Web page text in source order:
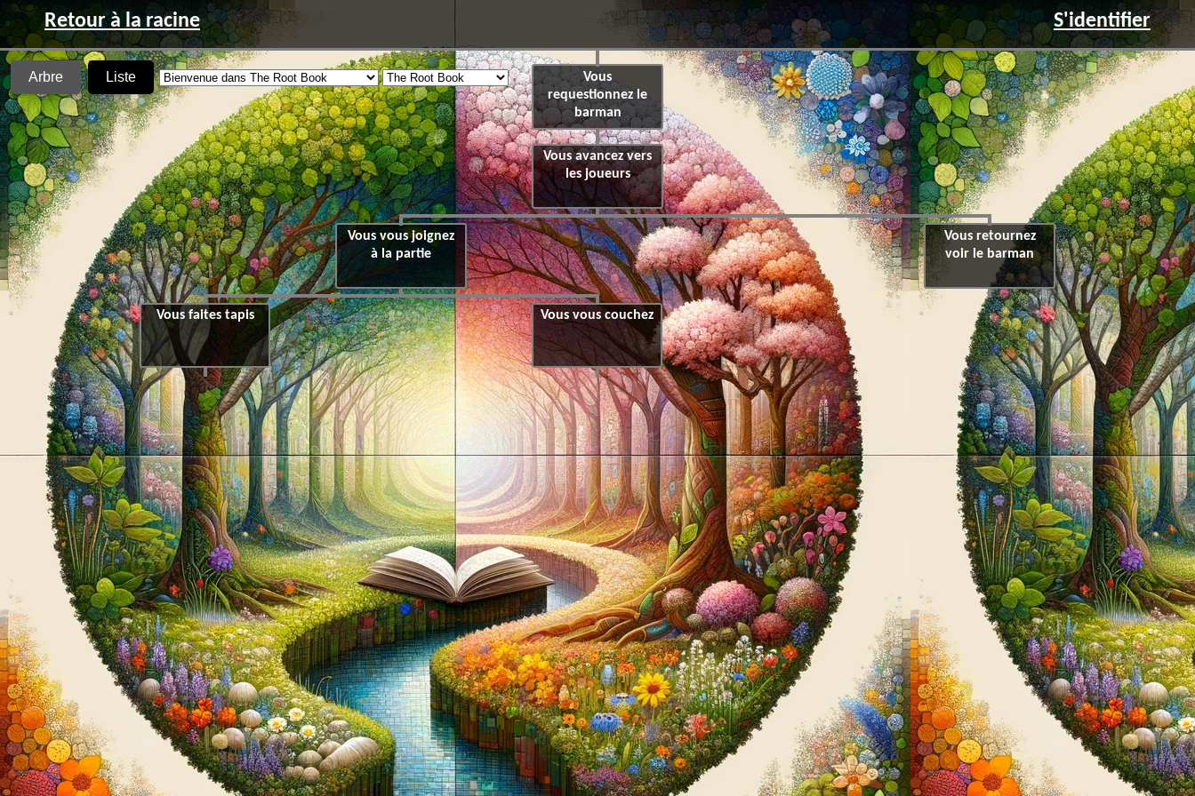
Retour à la racine S'identifier
Arbre Liste
Vous
requestionnez le
barman
Vous avancez vers
les joueurs
Vous vous joignez
à la partie
Vous faites tapis Vous vous couchez
Vous retournez
voir le barman